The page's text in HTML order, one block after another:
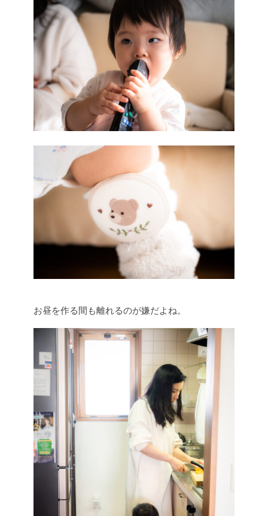
お昼を作る間も離れるのが嫌だよね。